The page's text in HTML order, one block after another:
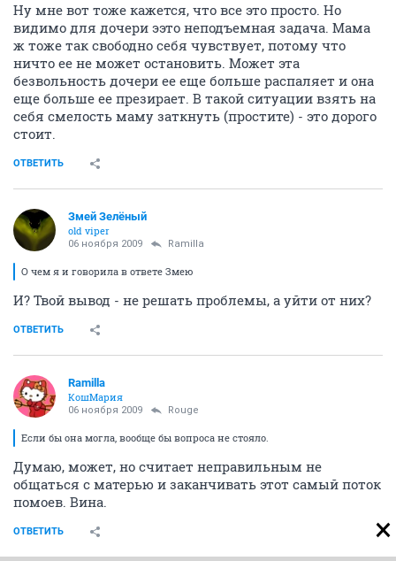
Ну мне вот тоже кажется, что все это просто. Но
видимо для дочери ээто неподъемная задача. Мама
ж тоже так свободно себя чувствует, потому что
ничто ее не может остановить. Может эта
безвольность дочери ее еще больше распаляет и она
еще больше ее презирает. В такой ситуации взять на
себя смелость маму заткнуть (простите) - это дорого
стоит.
ОТВЕТИТЬ
Змей Зелёный
old viper
06 ноября 2009 Ramilla
О чем я и говорила в ответе Змею
И? Твой вывод - не решать проблемы, а уйти от них?
ОТВЕТИТЬ
Ramilla
КошМария
06 ноября 2009 Rouge
Если бы она могла, вообще бы вопроса не стояло.
Думаю, может, но считает неправильным не
общаться с матерью и заканчивать этот самый поток
помоев. Вина.
ОТВЕТИТЬ